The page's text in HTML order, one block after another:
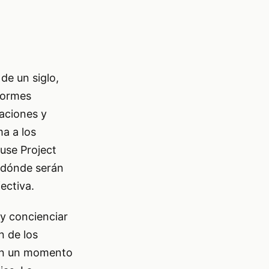
un siglo,
y
a los
Project
serán
concienciar
de los
un momento